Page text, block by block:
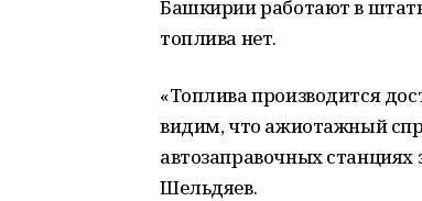
Башкирии работают в
топлива нет.
«Топлива производится
видим, что ажиотажный
автозаправочных
Шельдяев.